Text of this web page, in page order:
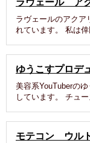
ラヴェール ア
ラヴェールのアクア
れています。 私は
ゆうこすプロデ
美容系YouTuberの
しています。 チュ
モテコン ウル